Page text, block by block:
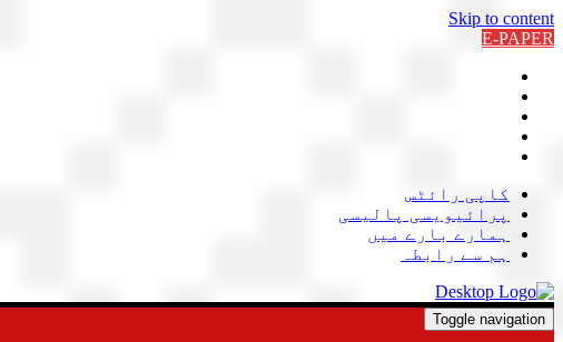
Skip to content
E-PAPER
کاپی رائٹس
پرائیویسی پالیسی
ہمارے بارے میں
ہم سے رابطہ
Toggle navigation